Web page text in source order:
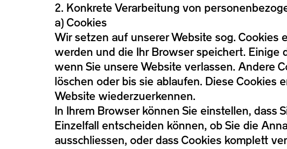
2. Konkrete Verarbeitung von
a) Cookies
Wir setzen auf unserer Website sog. Cookies
werden und die Ihr Browser speichert.
wenn Sie unsere Website verlassen. Andere
löschen oder bis sie ablaufen. Diese Cookies
Website wiederzuerkennen.
In Ihrem Browser können Sie einstellen, dass
Einzelfall entscheiden können, ob Sie die
ausschliessen, oder dass Cookies komplett